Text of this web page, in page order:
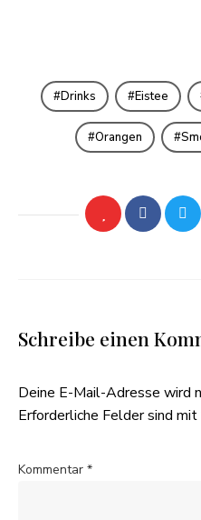
Drinks Eistee
Orangen
Schreibe einen
Deine E-Mail-Adresse wird
Erforderliche Felder sind mit
Kommentar *